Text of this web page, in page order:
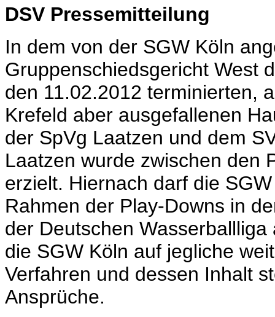
DSV Pressemitteilung
In dem von der SGW Köln
Gruppenschiedsgericht West
den 11.02.2012 terminierten,
Krefeld aber ausgefallenen
der SpVg Laatzen und dem
Laatzen wurde zwischen den
erzielt. Hiernach darf die
Rahmen der Play-Downs in
der Deutschen
die SGW Köln auf jegliche
Verfahren und dessen Inhalt
Ansprüche.